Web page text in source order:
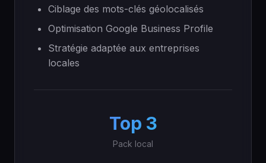
Ciblage des mots-clés géolocalisés
Optimisation Google Business Profile
Stratégie adaptée aux entreprises
locales
Top 3
Pack local